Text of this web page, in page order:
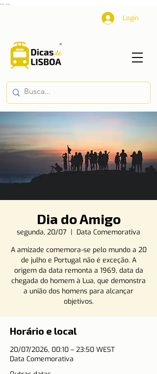
Login
Dia do Amigo
segunda, 20/07
  |
Data Comemorativa
A amizade comemora-se pelo mundo a 20
de julho e Portugal não é exceção. A
origem da data remonta a 1969, data da
chegada do homem à Lua, que demonstra
a união dos homens para alcançar
objetivos.
Horário e local
20/07/2026, 00:10 – 23:50 WEST
Data Comemorativa